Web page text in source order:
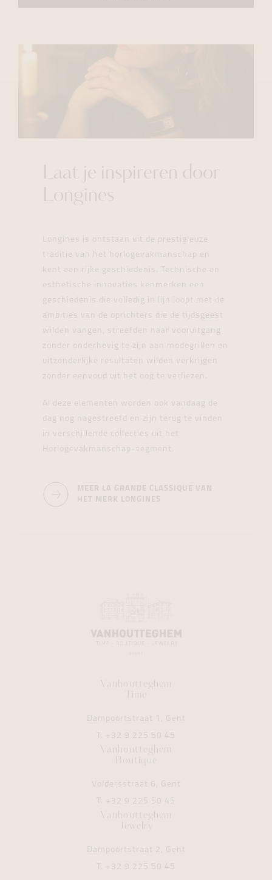
Laat je inspireren door
Longines
Longines is ontstaan uit de prestigieuze
traditie van het horlogevakmanschap en
kent een rijke geschiedenis. Technische en
esthetische innovaties kenmerken een
geschiedenis die volledig in lijn loopt met de
ambities van de oprichters die de tijdsgeest
wilden vangen, streefden naar vooruitgang
zonder onderhevig te zijn aan modegrillen en
uitzonderlijke resultaten wilden verkrijgen
zonder eenvoud uit het oog te verliezen.
Al deze elementen worden ook vandaag de
dag nog nagestreefd en zijn terug te vinden
in verschillende collecties uit het
Horlogevakmanschap-segment.
MEER LA GRANDE CLASSIQUE VAN
HET MERK LONGINES
Vanhoutteghem
Time
Dampoortstraat 1, Gent
T. +32 9 225 50 45
Vanhoutteghem
Boutique
Voldersstraat 6, Gent
T. +32 9 225 50 45
Vanhoutteghem
Jewelry
Dampoortstraat 2, Gent
T. +32 9 225 50 45